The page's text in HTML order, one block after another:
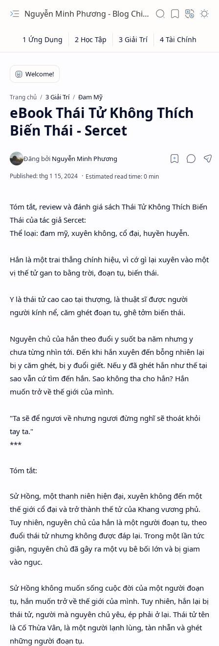
Nguyễn Minh Phương - Blog Chia sẻ Kiến thức Chứng khoán & Tài liệu Toán học
Hidden Menu
Trang chủ 3 Giải Trí Đam Mỹ
eBook Thái Tử Không Thích
Biến Thái - Sercet
Tóm tắt, review và đánh giá sách Thái Tử Không Thích Biến
Thái của tác giả Sercet:
Thể loại: đam mỹ, xuyên không, cổ đại, huyền huyễn.
Hắn là một trai thẳng chính hiệu, vì cớ gì lại xuyên vào một
vị thế tử gan to bằng trời, đoạn tụ, biến thái.
Y là thái tử cao cao tại thượng, là thuật sĩ được người
người kính nể, căm ghét đoạn tụ, ghê tởm biến thái.
Nguyên chủ của hắn theo đuổi y suốt ba năm nhưng y
chưa từng nhìn tới. Đến khi hắn xuyên đến bỗng nhiên lại
bị y căm ghét, bị y đuổi giết. Nếu y đã ghét hắn như thế tại
sao vẫn cứ tìm đến hắn. Sao không tha cho hắn? Hắn
muốn trở về thế giới của mình.
"Ta sẽ để ngươi về nhưng ngươi đừng nghĩ sẽ thoát khỏi
tay ta."
***
Tóm tắt:
Sử Hồng, một thanh niên hiện đại, xuyên không đến một
thế giới cổ đại và trở thành thế tử của Khang vương phủ.
Tuy nhiên, nguyên chủ của hắn là một người đoạn tụ, theo
đuổi thái tử nhưng không được đáp lại. Trong một lần tức
giận, nguyên chủ đã gây ra một vụ bê bối lớn và bị giam
vào ngục.
Sử Hồng không muốn sống cuộc đời của một người đoạn
tụ, hắn muốn trở về thế giới của mình. Tuy nhiên, hắn lại bị
thái tử, người mà nguyên chủ yêu, ép phải ở lại. Thái tử tên
là Cố Thừa Vân, là một người lạnh lùng, tàn nhẫn và ghét
những người đoạn tụ.